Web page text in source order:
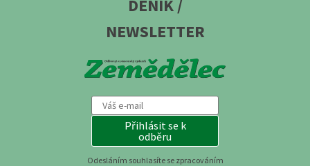
DENÍK /
NEWSLETTER
Přihlásit se k
odběru
Odesláním souhlasíte se zpracováním